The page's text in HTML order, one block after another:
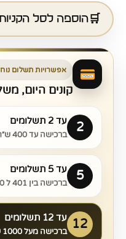
הוספה לסל
אפשרויות תשלום
קונים היום,
2 עד 2 תשלומים
ברכישה עד 400 ש״ח
5 עד 5 תשלומים
ברכישה בין 401 ל 1000 ש״ח
12 עד 12 תשלומים
ברכישה מעל 1000 ש״ח